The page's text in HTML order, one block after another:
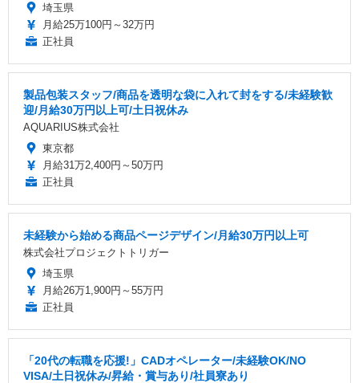
埼玉県
月給25万100円～32万円
正社員
製品包装スタッフ/商品を透明な袋に入れて封をする/未経験歓
迎/月給30万円以上可/土日祝休み
AQUARIUS株式会社
東京都
月給31万2,400円～50万円
正社員
未経験から始める商品ページデザイン/月給30万円以上可
株式会社プロジェクトトリガー
埼玉県
月給26万1,900円～55万円
正社員
「20代の転職を応援!」CADオペレーター/未経験OK/NO
VISA/土日祝休み/昇給・賞与あり/社員寮あり